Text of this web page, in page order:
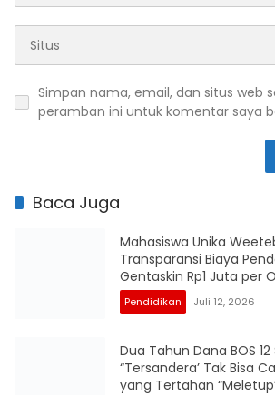
Simpan nama, email, dan situs web
peramban ini untuk komentar saya
Baca Juga
Mahasiswa Unika
Transparansi Biaya
Gentaskin Rp1 Juta per
Pendidikan Juli 12, 2026
Dua Tahun Dana BOS
“Tersandera’ Tak Bisa
yang Tertahan